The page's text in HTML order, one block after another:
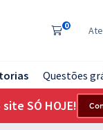
0
Questões
SÓ HOJE!